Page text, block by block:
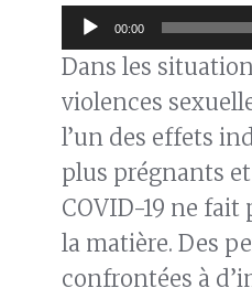
Lecteur
audio
00:00
Dans les
violences
l’un des effets
plus prégnants
COVID-19 ne
la matière. Des
confrontées à